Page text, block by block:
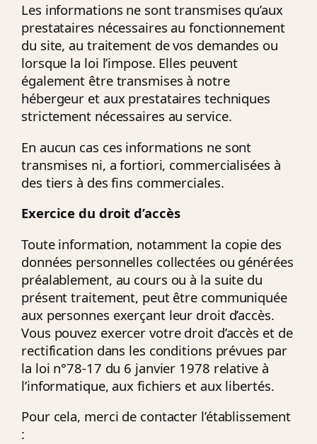
Les informations ne sont transmises qu’aux
prestataires nécessaires au fonctionnement
du site, au traitement de vos demandes ou
lorsque la loi l’impose. Elles peuvent
également être transmises à notre
hébergeur et aux prestataires techniques
strictement nécessaires au service.
En aucun cas ces informations ne sont
transmises ni, a fortiori, commercialisées à
des tiers à des fins commerciales.
Exercice du droit d’accès
Toute information, notamment la copie des
données personnelles collectées ou générées
préalablement, au cours ou à la suite du
présent traitement, peut être communiquée
aux personnes exerçant leur droit d’accès.
Vous pouvez exercer votre droit d’accès et de
rectification dans les conditions prévues par
la loi n°78-17 du 6 janvier 1978 relative à
l’informatique, aux fichiers et aux libertés.
Pour cela, merci de contacter l’établissement
: